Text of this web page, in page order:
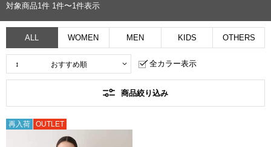
対象商品1 件 1件〜1件表示
ALL WOMEN MEN KIDS OTHERS
全カラー表示
商品絞り込み
再入荷 OUTLET